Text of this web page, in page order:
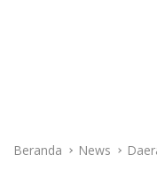
Beranda News